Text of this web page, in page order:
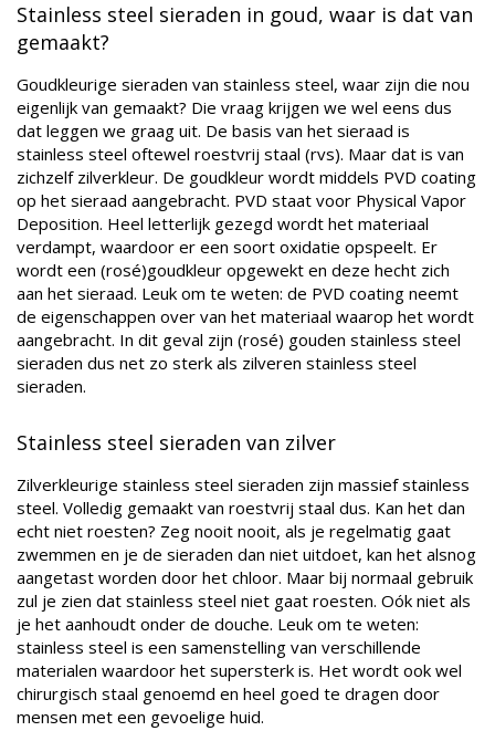
Stainless steel sieraden in goud, waar is dat van
gemaakt?
Goudkleurige sieraden van stainless steel, waar zijn die nou
eigenlijk van gemaakt? Die vraag krijgen we wel eens dus
dat leggen we graag uit. De basis van het sieraad is
stainless steel oftewel roestvrij staal (rvs). Maar dat is van
zichzelf zilverkleur. De goudkleur wordt middels PVD coating
op het sieraad aangebracht. PVD staat voor Physical Vapor
Deposition. Heel letterlijk gezegd wordt het materiaal
verdampt, waardoor er een soort oxidatie opspeelt. Er
wordt een (rosé)goudkleur opgewekt en deze hecht zich
aan het sieraad. Leuk om te weten: de PVD coating neemt
de eigenschappen over van het materiaal waarop het wordt
aangebracht. In dit geval zijn (rosé) gouden stainless steel
sieraden dus net zo sterk als zilveren stainless steel
sieraden.
Stainless steel sieraden van zilver
Zilverkleurige stainless steel sieraden zijn massief stainless
steel. Volledig gemaakt van roestvrij staal dus. Kan het dan
echt niet roesten? Zeg nooit nooit, als je regelmatig gaat
zwemmen en je de sieraden dan niet uitdoet, kan het alsnog
aangetast worden door het chloor. Maar bij normaal gebruik
zul je zien dat stainless steel niet gaat roesten. Oók niet als
je het aanhoudt onder de douche. Leuk om te weten:
stainless steel is een samenstelling van verschillende
materialen waardoor het supersterk is. Het wordt ook wel
chirurgisch staal genoemd en heel goed te dragen door
mensen met een gevoelige huid.